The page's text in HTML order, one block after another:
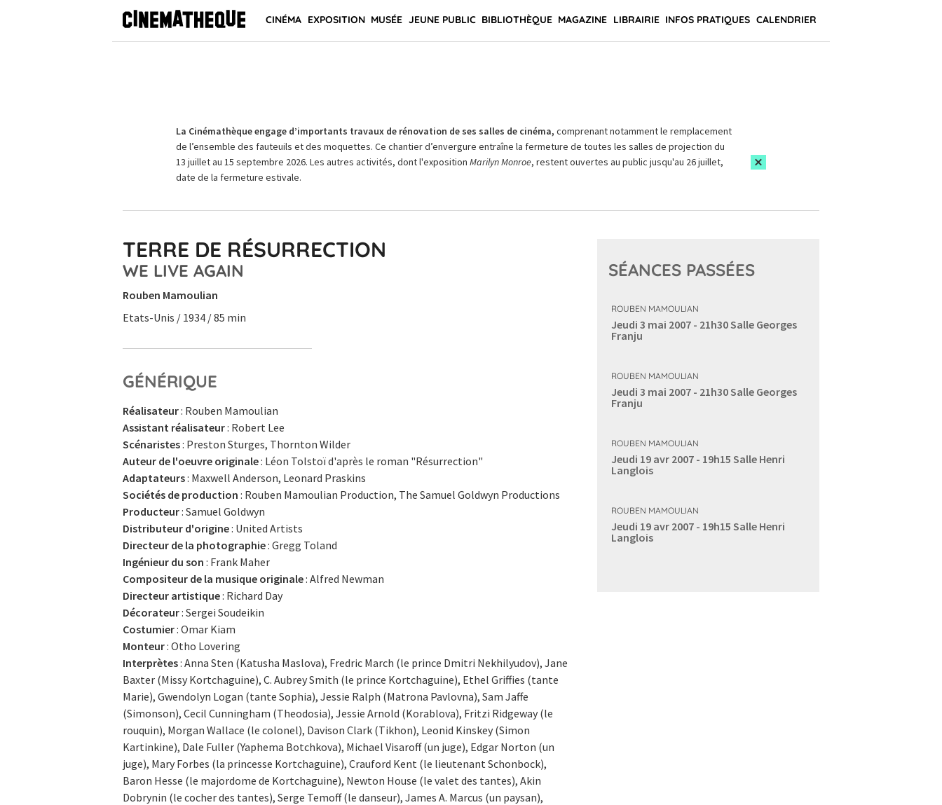
CINÉMA EXPOSITION MUSÉE JEUNE PUBLIC BIBLIOTHÈQUE MAGAZINE LIBRAIRIE INFOS PRATIQUES CALENDRIER
La Cinémathèque engage d’importants travaux de rénovation de ses salles de cinéma, comprenant notamment le remplacement
de l’ensemble des fauteuils et des moquettes. Ce chantier d’envergure entraîne la fermeture de toutes les salles de projection du
13 juillet au 15 septembre 2026. Les autres activités, dont l'exposition Marilyn Monroe, restent ouvertes au public jusqu'au 26 juillet,
date de la fermeture estivale.
TERRE DE RÉSURRECTION
WE LIVE AGAIN
Rouben Mamoulian
Etats-Unis / 1934 / 85 min
GÉNÉRIQUE
Réalisateur: Rouben Mamoulian
Assistant réalisateur: Robert Lee
Scénaristes: Preston Sturges, Thornton Wilder
Auteur de l'oeuvre originale: Léon Tolstoï d'après le roman "Résurrection"
Adaptateurs: Maxwell Anderson, Leonard Praskins
Sociétés de production : Rouben Mamoulian Production, The Samuel Goldwyn Productions
Producteur: Samuel Goldwyn
Distributeur d'origine: United Artists
Directeur de la photographie: Gregg Toland
Ingénieur du son : Frank Maher
Compositeur de la musique originale: Alfred Newman
Directeur artistique: Richard Day
Décorateur: Sergei Soudeikin
Costumier: Omar Kiam
Monteur: Otho Lovering
Interprètes: Anna Sten (Katusha Maslova), Fredric March (le prince Dmitri Nekhilyudov), Jane
Baxter (Missy Kortchaguine), C. Aubrey Smith (le prince Kortchaguine), Ethel Griffies (tante
Marie), Gwendolyn Logan (tante Sophia), Jessie Ralph (Matrona Pavlovna), Sam Jaffe
(Simonson), Cecil Cunningham (Theodosia), Jessie Arnold (Korablova), Fritzi Ridgeway (le
rouquin), Morgan Wallace (le colonel), Davison Clark (Tikhon), Leonid Kinskey (Simon
Kartinkine), Dale Fuller (Yaphema Botchkova), Michael Visaroff (un juge), Edgar Norton (un
juge), Mary Forbes (la princesse Kortchaguine), Crauford Kent (le lieutenant Schonbock),
Baron Hesse (le majordome de Kortchaguine), Newton House (le valet des tantes), Akin
Dobrynin (le cocher des tantes), Serge Temoff (le danseur), James A. Marcus (un paysan),
SÉANCES PASSÉES
ROUBEN MAMOULIAN
Jeudi 3 mai 2007 - 21h30Salle Georges
Franju
ROUBEN MAMOULIAN
Jeudi 3 mai 2007 - 21h30Salle Georges
Franju
ROUBEN MAMOULIAN
Jeudi 19 avr 2007 - 19h15 Salle Henri
Langlois
ROUBEN MAMOULIAN
Jeudi 19 avr 2007 - 19h15 Salle Henri
Langlois